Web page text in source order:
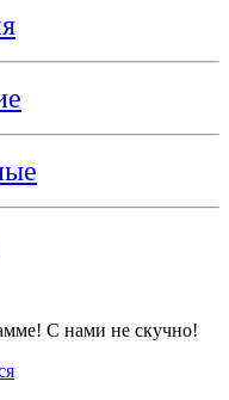
С нами не скучно!